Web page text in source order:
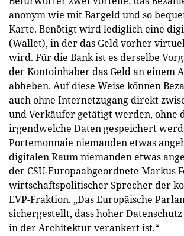
anonym wie mit Bargeld und so
Karte. Benötigt wird lediglich eine
(Wallet), in der das Geld vorher
wird. Für die Bank ist es derselbe
der Kontoinhaber das Geld an einem
abheben. Auf diese Weise können
auch ohne Internetzugang direkt
und Verkäufer getätigt werden, ohne
irgendwelche Daten gespeichert
Portemonnaie niemanden etwas
digitalen Raum niemanden etwas
der CSU-Europaabgeordnete Markus
wirtschaftspolitischer Sprecher der
EVP-Fraktion. „Das Europäische
sichergestellt, dass hoher
in der Architektur verankert ist.“